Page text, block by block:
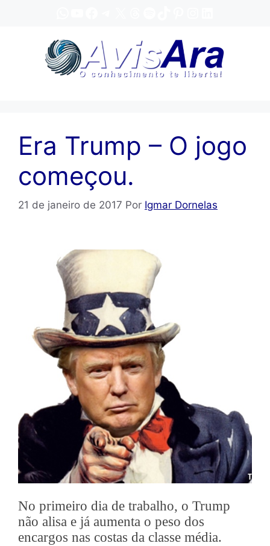
Era Trump – O jogo
começou.
21 de janeiro de 2017 Por Igmar Dornelas
No primeiro dia de trabalho, o Trump
não alisa e já aumenta o peso dos
encargos nas costas da classe média.